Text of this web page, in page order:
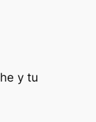
y tu